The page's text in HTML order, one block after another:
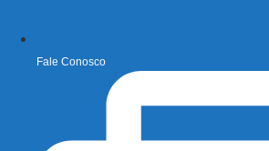
Fale Conosco